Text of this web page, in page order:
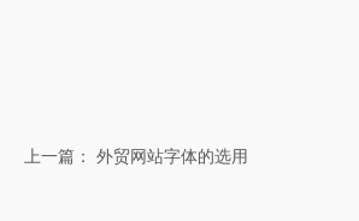
上一篇： 外贸网站字体的选用